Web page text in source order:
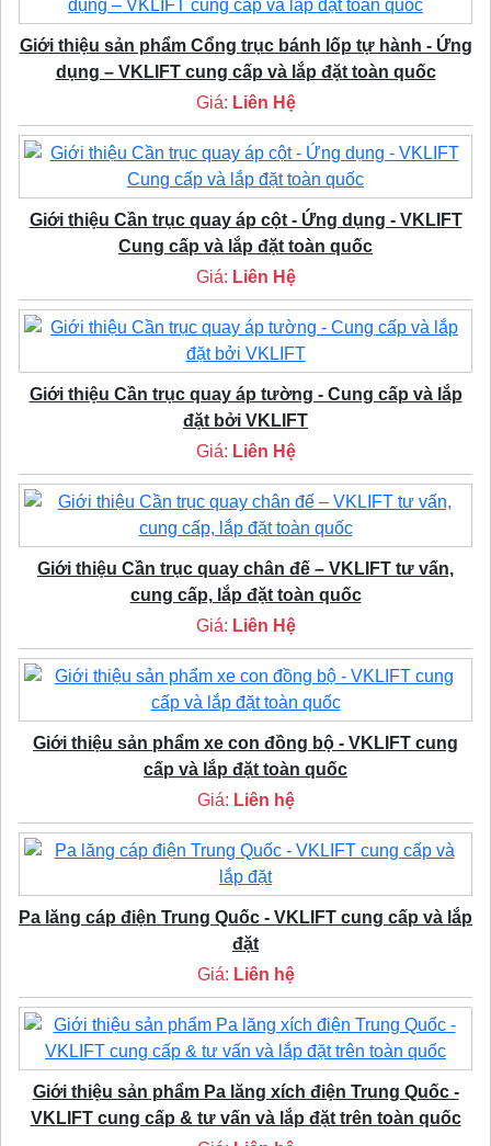
Giới thiệu sản phẩm Cổng trục bánh lốp tự hành - Ứng
dụng – VKLIFT cung cấp và lắp đặt toàn quốc
Giá: Liên Hệ
Giới thiệu Cần trục quay áp cột - Ứng dụng - VKLIFT
Cung cấp và lắp đặt toàn quốc
Giá: Liên Hệ
Giới thiệu Cần trục quay áp tường - Cung cấp và lắp
đặt bởi VKLIFT
Giá: Liên Hệ
Giới thiệu Cần trục quay chân đế – VKLIFT tư vấn,
cung cấp, lắp đặt toàn quốc
Giá: Liên Hệ
Giới thiệu sản phẩm xe con đồng bộ - VKLIFT cung
cấp và lắp đặt toàn quốc
Giá: Liên hệ
Pa lăng cáp điện Trung Quốc - VKLIFT cung cấp và lắp
đặt
Giá: Liên hệ
Giới thiệu sản phẩm Pa lăng xích điện Trung Quốc -
VKLIFT cung cấp & tư vấn và lắp đặt trên toàn quốc